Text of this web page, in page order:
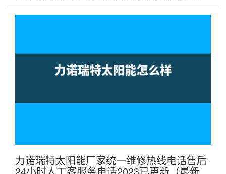
力诺瑞特太阳能厂家统一维修热线电话售后